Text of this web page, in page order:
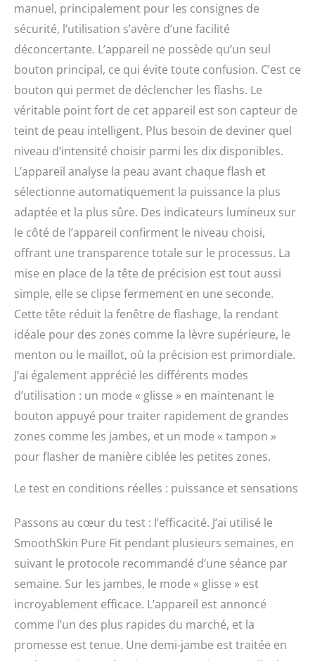
résultats tout au long de
l'année. L'épilation n'a
jamais été aussi facile.
Technologie de sécurité
inégalée : conçue pour
votre sécurité, avec la
technologie brevetée
Smart Skin Sensing et le
filtre UV en verre de 3
mm protègent votre
peau, tandis que nos
capteurs de contact avec
la peau à 4 points
protègent vos yeux.
uniquement s'il est en
contact direct avec la
peau, éliminant ainsi le
besoin de lunettes de
protection. Autorisé par
la FDA pour une
utilisation sur le visage et
le corps.
manuel, principalement pour les consignes de
sécurité, l’utilisation s’avère d’une facilité
déconcertante. L’appareil ne possède qu’un seul
bouton principal, ce qui évite toute confusion. C’est ce
bouton qui permet de déclencher les flashs. Le
véritable point fort de cet appareil est son capteur de
teint de peau intelligent. Plus besoin de deviner quel
niveau d’intensité choisir parmi les dix disponibles.
L’appareil analyse la peau avant chaque flash et
sélectionne automatiquement la puissance la plus
adaptée et la plus sûre. Des indicateurs lumineux sur
le côté de l’appareil confirment le niveau choisi,
offrant une transparence totale sur le processus. La
mise en place de la tête de précision est tout aussi
simple, elle se clipse fermement en une seconde.
Cette tête réduit la fenêtre de flashage, la rendant
idéale pour des zones comme la lèvre supérieure, le
menton ou le maillot, où la précision est primordiale.
J’ai également apprécié les différents modes
d’utilisation : un mode « glisse » en maintenant le
bouton appuyé pour traiter rapidement de grandes
zones comme les jambes, et un mode « tampon »
pour flasher de manière ciblée les petites zones.
Le test en conditions réelles : puissance et sensations
Passons au cœur du test : l’efficacité. J’ai utilisé le
SmoothSkin Pure Fit pendant plusieurs semaines, en
suivant le protocole recommandé d’une séance par
semaine. Sur les jambes, le mode « glisse » est
incroyablement efficace. L’appareil est annoncé
comme l’un des plus rapides du marché, et la
promesse est tenue. Une demi-jambe est traitée en